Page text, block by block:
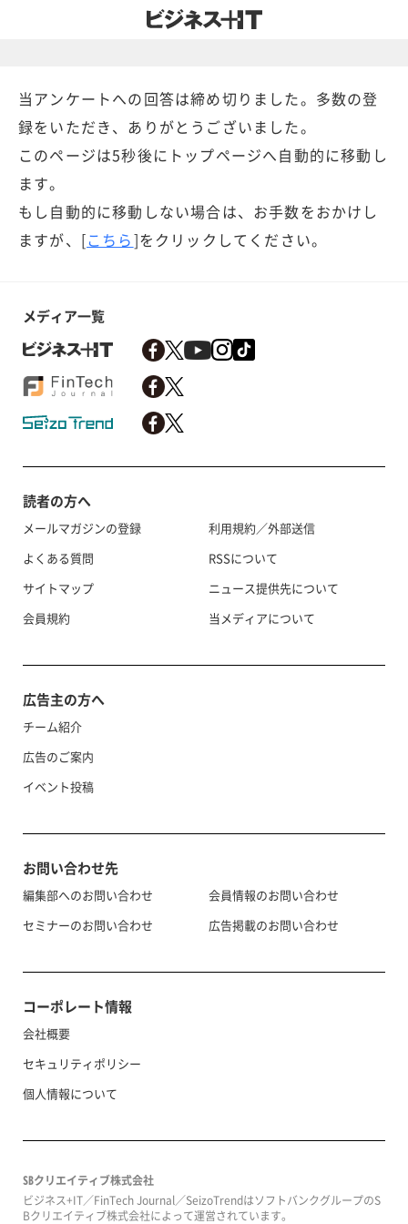
当アンケートへの回答は締め切りました。多数の登
録をいただき、ありがとうございました。
このページは5秒後にトップページへ自動的に移動し
ます。
もし自動的に移動しない場合は、お手数をおかけし
ますが、[こちら]をクリックしてください。
メディア一覧
読者の方へ
メールマガジンの登録
よくある質問
サイトマップ
会員規約
利用規約／外部送信
RSSについて
ニュース提供先について
当メディアについて
広告主の方へ
チーム紹介
広告のご案内
イベント投稿
お問い合わせ先
編集部へのお問い合わせ
セミナーのお問い合わせ
会員情報のお問い合わせ
広告掲載のお問い合わせ
コーポレート情報
会社概要
セキュリティポリシー
個人情報について
SBクリエイティブ株式会社
ビジネス+IT／FinTech Journal／SeizoTrendはソフトバンクグループのS
Bクリエイティブ株式会社によって運営されています。